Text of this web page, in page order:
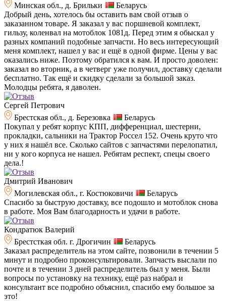
Минская обл., д. Брильки
Беларусь
Добрый день, хотелось бы оставить вам свой отзыв о
заказанном товаре. Я заказал у вас поршневой комплект,
гильзу, коленвал на мотоблок 1081д. Перед этим я обыскал у
разных компаний подобные запчасти. Но весь интересующий
меня комплект, нашел у вас и ещё в одной фирме. Цены у вас
оказались ниже. Поэтому обратился к вам. И просто доволен:
заказал во вторник, а в четверг уже получил, доставку сделали
бесплатно. Так ещё и скидку сделали за большой заказ.
Молодцы ребята, я даволен.
Сергей Петрович
Брестская обл., д. Березовка
Беларусь
Покупал у ребят корпус КПП, дифференциал, шестерни,
прокладки, сальники на Трактор Россел 152. Очень круто что
у них я нашёл все. Сколько сайтов с запчастями перелопатил,
ни у кого корпуса не нашел. Ребятам респект, спецы своего
дела.!
Дмитрий Иванович
Могилевская обл., г. Костюковичи
Беларусь
Спасибо за быструю доставку, все подошло и мотоблок снова
в работе. Моя Вам благодарность и удачи в работе.
Кондратюк Валерий
Брестсткая обл. г. Дрогичин
Беларусь
Заказал распределитель на этом сайте, позвонили в течении 5
минут и подробно проконсультировали. Запчасть выслали по
почте и в течении 3 дней распределитель был у меня. Были
вопросы по установку на технику, ещё раз набрал и
консультант все подробно объяснил, спасибо ему большое за
это!